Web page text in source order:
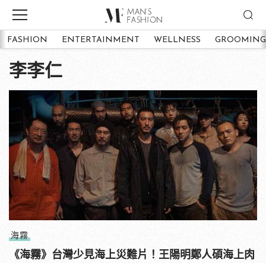
FASHION ENTERTAINMENT WELLNESS GROOMING
李李仁
海霧
《海霧》台灣少見海上災難片！王陽明鄭人碩海上肉